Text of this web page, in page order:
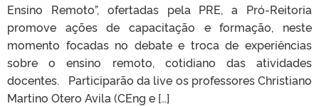
Ensino Remoto”, ofertadas pela PRE, a Pró-Reitoria
promove ações de capacitação e formação, neste
momento focadas no debate e troca de experiências
sobre o ensino remoto, cotidiano das atividades
docentes. Participarão da live os professores Christiano
Martino Otero Avila (CEng e […]